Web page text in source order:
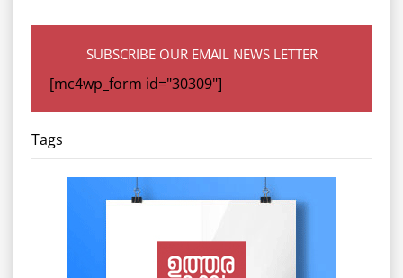
SUBSCRIBE OUR EMAIL NEWS LETTER
[mc4wp_form id="30309"]
Tags